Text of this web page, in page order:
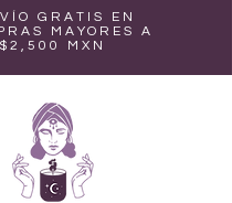
GRATIS EN
MAYORES A
$2,500 MXN